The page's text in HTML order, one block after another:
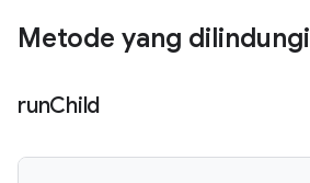
Metode yang dilindungi
runChild